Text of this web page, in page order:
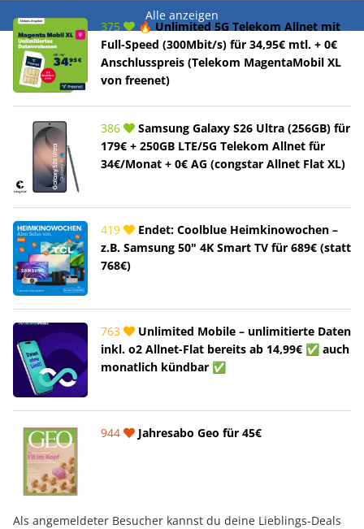
Alle anzeigen
375
🔥 Unlimited 5G Telekom Allnet mit
Full-Speed (300Mbit/s) für 34,95€ mtl. + 0€
Anschlusspreis (Telekom MagentaMobil XL
von freenet)
386
Samsung Galaxy S26 Ultra (256GB) für
179€ + 250GB LTE/5G Telekom Allnet für
34€/Monat + 0€ AG (congstar Allnet Flat XL)
419
Endet: Coolblue Heimkinowochen –
z.B. Samsung 50" 4K Smart TV für 689€ (statt
768€)
763
Unlimited Mobile – unlimitierte Daten
inkl. o2 Allnet-Flat bereits ab 14,99€ ✅ auch
monatlich kündbar ✅
944 Jahresabo Geo für 45€
Als angemeldeter Besucher kannst du deine Lieblings-Deals